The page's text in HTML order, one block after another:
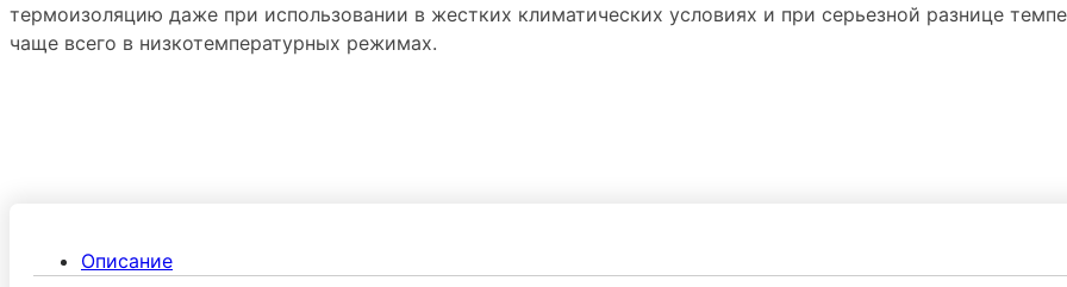
термоизоляцию даже при использовании в жестких климатических условиях и при серьезной разнице
чаще всего в низкотемпературных режимах.
Описание